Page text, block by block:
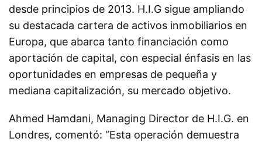
desde principios de 2013. H.I.G sigue ampliando
su destacada cartera de activos inmobiliarios en
Europa, que abarca tanto financiación como
aportación de capital, con especial énfasis en las
oportunidades en empresas de pequeña y
mediana capitalización, su mercado objetivo.
Ahmed Hamdani, Managing Director de H.I.G. en
Londres, comentó: “Esta operación demuestra